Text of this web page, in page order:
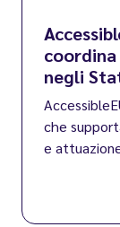
negli
che
e